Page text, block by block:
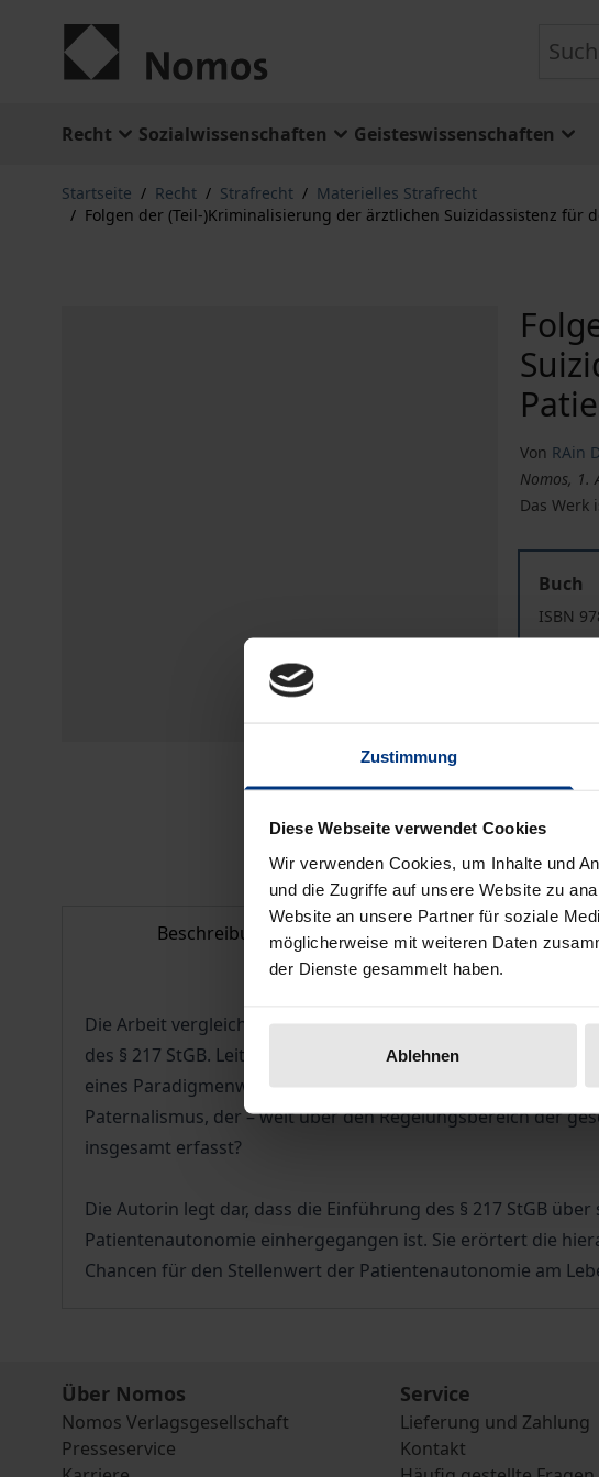
Zustimmung
Diese Webseite verwendet Cookies
Wir verwenden Cookies, um Inhalte und
und die Zugriffe auf unsere Website zu
Website an unsere Partner für soziale
möglicherweise mit weiteren Daten
der Dienste gesammelt haben.
Ablehnen
Recht Sozialwissenschaften Geisteswissenschaften
Startseite / Recht / Strafrecht / Materielles Strafrecht
/ Folgen der (Teil-)Kriminalisierung der ärztlichen Suizidassistenz für
Von RAin
Nomos, 1.
Das Werk
Buch
ISBN
In
Hinweise
Beschreibung Bibliografische
Die Arbeit vergleicht und analysiert den von der
des § 217 StGB. Leitfrage der Untersuchung ist, ob die mit
eines Paradigmenwechsels begriffen werden kann: Ist die
Paternalismus, der – weit über den Regelungsbereich der
insgesamt erfasst?
Die Autorin legt dar, dass die Einführung des § 217 StGB
Patientenautonomie einhergegangen ist. Sie erörtert die
Chancen für den Stellenwert der Patientenautonomie am
Über Nomos
Nomos Verlagsgesellschaft
Presseservice
Service
Lieferung und Zahlung
Kontakt